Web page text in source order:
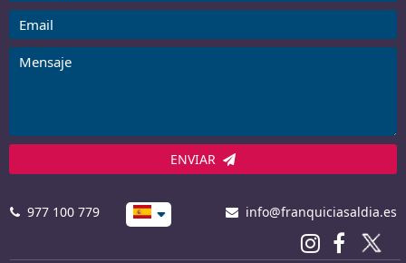
ENVIAR
977 100 779 info@franquiciasaldia.es